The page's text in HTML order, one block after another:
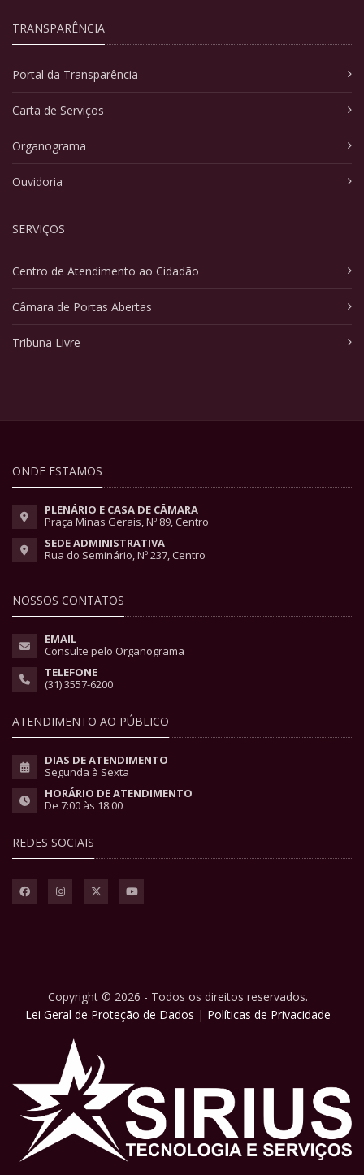
TRANSPARÊNCIA
Portal da Transparência
Carta de Serviços
Organograma
Ouvidoria
SERVIÇOS
Centro de Atendimento ao Cidadão
Câmara de Portas Abertas
Tribuna Livre
ONDE ESTAMOS
PLENÁRIO E CASA DE CÂMARA
Praça Minas Gerais, Nº 89, Centro
SEDE ADMINISTRATIVA
Rua do Seminário, Nº 237, Centro
NOSSOS CONTATOS
EMAIL
Consulte pelo Organograma
TELEFONE
(31) 3557-6200
ATENDIMENTO AO PÚBLICO
DIAS DE ATENDIMENTO
Segunda à Sexta
HORÁRIO DE ATENDIMENTO
De 7:00 às 18:00
REDES SOCIAIS
Copyright © 2026 - Todos os direitos reservados.
Lei Geral de Proteção de Dados | Políticas de Privacidade